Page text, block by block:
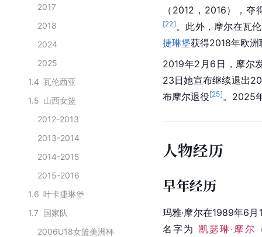
2017
2018
2024
2025
1.4 瓦伦西亚
1.5 山西女篮
2012-2013
2013-2014
2014-2015
2015-2016
1.6 叶卡捷琳堡
1.7 国家队
2006U18女篮美洲杯
（2012，2016），
[22] 。此外，摩尔在瓦
捷琳堡获得2018年欧洲
2019年2月6日，摩尔
23日她宣布继续退出
布摩尔退役[25] 。2025
人物经历
早年经历
玛雅·摩尔在1989年6月
名字为 凯瑟琳·摩尔